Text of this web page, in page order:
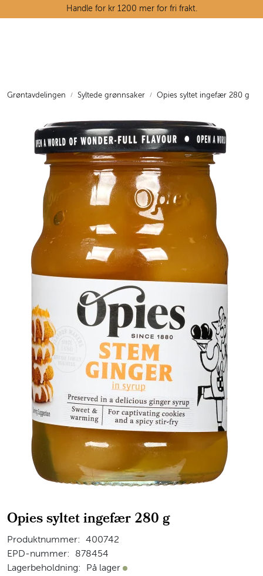
Skip to main contentHandle for kr 1200 mer for fri frakt.
Grøntavdelingen Syltede grønnsaker Opies syltet ingefær 280 g
Opies syltet ingefær 280 g
Produktnummer:
400742
EPD-nummer:
878454
Lagerbeholdning:
På lager På lager
Grøntavdelingen
Oppskrifter
Kunnskapshjørnet